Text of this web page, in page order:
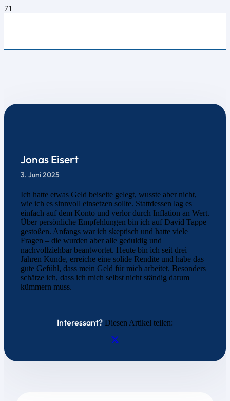
Jonas Eisert
3. Juni 2025
Ich hatte etwas Geld beiseite gelegt, wusste aber nicht,
wie ich es sinnvoll einsetzen sollte. Stattdessen lag es
einfach auf dem Konto und verlor durch Inflation an Wert.
Über persönliche Empfehlungen bin ich auf David Tappe
gestoßen. Anfangs war ich skeptisch und hatte viele
Fragen – die wurden aber alle geduldig und
nachvollziehbar beantwortet. Heute bin ich seit drei
Jahren Kunde, erreiche eine solide Rendite und habe das
gute Gefühl, dass mein Geld für mich arbeitet. Besonders
schätze ich, dass ich mich selbst nicht ständig darum
kümmern muss.
Interessant? Diesen Artikel teilen: